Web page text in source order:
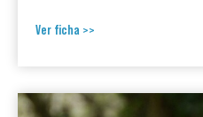
Ver ficha >>